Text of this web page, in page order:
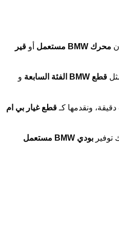
محرك BMW مستعمل أو قير
قطع BMW الفئة السابعة
و
ونقدمها كـ قطع غيار بي ام
توفير بودي BMW مستعمل